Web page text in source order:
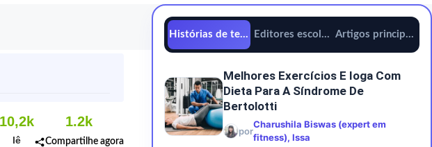
10,2k
lê
1.2k
Compartilhe agora
Histórias de tendênciasEditores escolhemArtigos principais
Melhores Exercícios E Ioga Com
Dieta Para A Síndrome De
Bertolotti
por
Charushila Biswas (expert em
fitness), Issa